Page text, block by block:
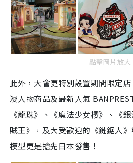
點擊圖片放大
此外，大會更特別設置期間限定
漫人物商品及最新人氣
《龍珠》、《魔法少女櫻》、《
賊王》，及大受歡迎的《鏈鋸人
模型更是搶先日本發售！